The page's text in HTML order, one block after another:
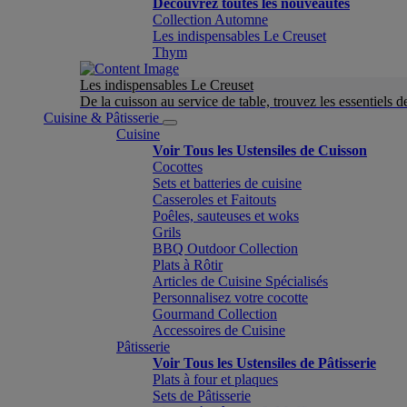
Découvrez toutes les nouveautés
Collection Automne
Les indispensables Le Creuset
Thym
Les indispensables Le Creuset
De la cuisson au service de table, trouvez les essentiels
Cuisine & Pâtisserie
Cuisine
Voir Tous les Ustensiles de Cuisson
Cocottes
Sets et batteries de cuisine
Casseroles et Faitouts
Poêles, sauteuses et woks
Grils
BBQ Outdoor Collection
Plats à Rôtir
Articles de Cuisine Spécialisés
Personnalisez votre cocotte
Gourmand Collection
Accessoires de Cuisine
Pâtisserie
Voir Tous les Ustensiles de Pâtisserie
Plats à four et plaques
Sets de Pâtisserie